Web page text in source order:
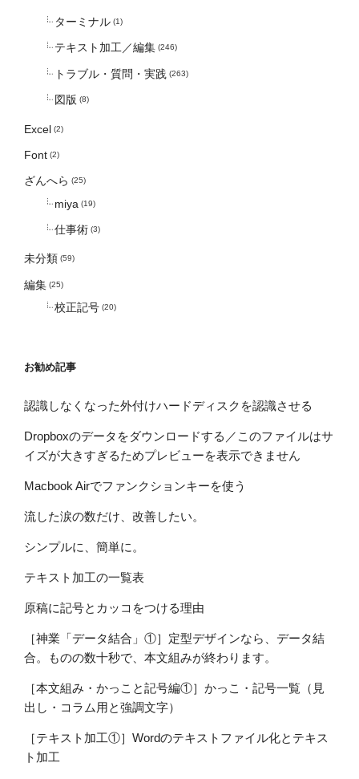
ターミナル (1)
テキスト加工／編集 (246)
トラブル・質問・実践 (263)
図版 (8)
Excel (2)
Font (2)
ざんへら (25)
miya (19)
仕事術 (3)
未分類 (59)
編集 (25)
校正記号 (20)
お勧め記事
認識しなくなった外付けハードディスクを認識させる
Dropboxのデータをダウンロードする／このファイルはサ
イズが大きすぎるためプレビューを表示できません
Macbook Airでファンクションキーを使う
流した涙の数だけ、改善したい。
シンプルに、簡単に。
テキスト加工の一覧表
原稿に記号とカッコをつける理由
［神業「データ結合」①］定型デザインなら、データ結
合。ものの数十秒で、本文組みが終わります。
［本文組み・かっこと記号編①］かっこ・記号一覧（見
出し・コラム用と強調文字）
［テキスト加工①］Wordのテキストファイル化とテキス
ト加工